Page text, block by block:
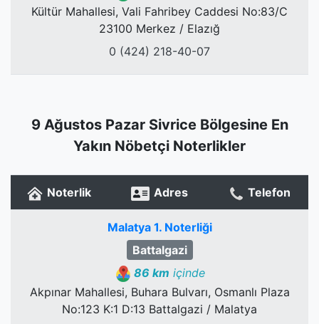
Kültür Mahallesi, Vali Fahribey Caddesi No:83/C
23100 Merkez / Elazığ
0 (424) 218-40-07
9 Ağustos Pazar Sivrice Bölgesine En
Yakın Nöbetçi Noterlikler
Noterlik Adres Telefon
Malatya 1. Noterliği
Battalgazi
86 km içinde
Akpınar Mahallesi, Buhara Bulvarı, Osmanlı Plaza
No:123 K:1 D:13 Battalgazi / Malatya